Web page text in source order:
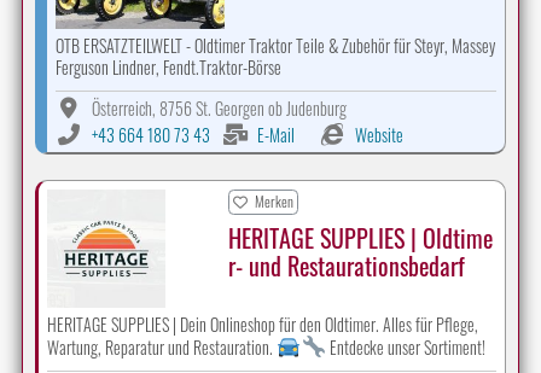
OTB ERSATZTEILWELT - Oldtimer Traktor Teile & Zubehör für Steyr, Massey
Ferguson Lindner, Fendt.Traktor-Börse
Österreich, 8756 St. Georgen ob Judenburg
+43 664 180 73 43
E-Mail Website
Merken
HERITAGE SUPPLIES | Oldtime
r- und Restaurationsbedarf
HERITAGE SUPPLIES | Dein Onlineshop für den Oldtimer. Alles für Pflege,
Wartung, Reparatur und Restauration.
Entdecke unser Sortiment!